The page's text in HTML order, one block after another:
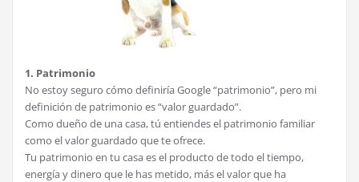
1. Patrimonio
No estoy seguro cómo definiría Google “patrimonio”, pero mi
definición de patrimonio es “valor guardado”.
Como dueño de una casa, tú entiendes el patrimonio familiar
como el valor guardado que te ofrece.
Tu patrimonio en tu casa es el producto de todo el tiempo,
energía y dinero que le has metido, más el valor que ha